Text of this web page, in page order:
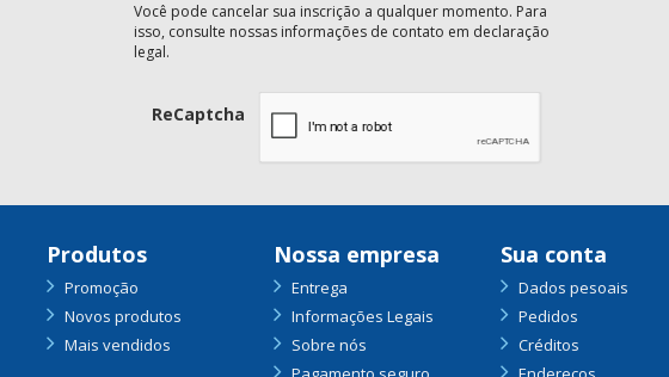
Você pode cancelar sua inscrição a qualquer momento. Para
isso, consulte nossas informações de contato em declaração
legal.
ReCaptcha
Produtos
Promoção
Novos produtos
Mais vendidos
Nossa empresa
Entrega
Informações Legais
Sobre nós
Sua conta
Dados pesoais
Pedidos
Créditos